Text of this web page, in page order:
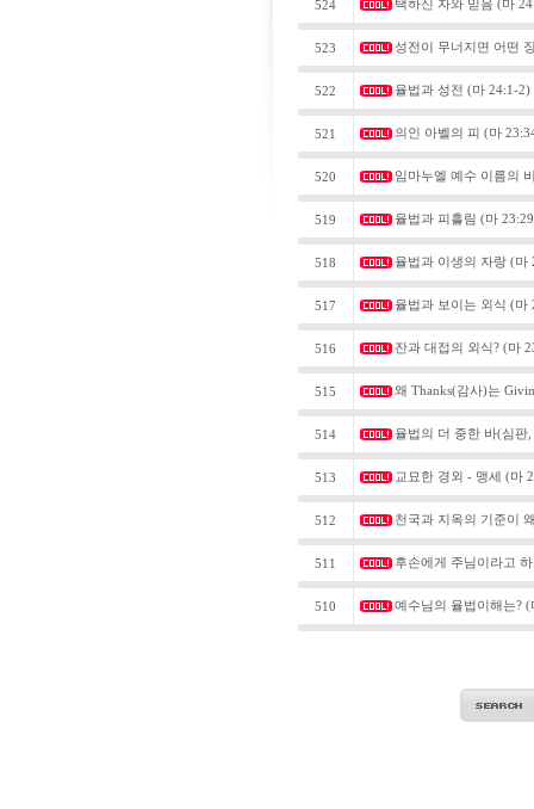
524 택하신 자와 믿음 (마
523 성전이 무너지면 어떤
522 율법과 성전 (마 24:1-2)
521 의인 아벨의 피 (마
520 임마누엘 예수 이름의
519 율법과 피흘림 (마
518 율법과 이생의 자랑 (마
517 율법과 보이는 외식 (마
516 잔과 대접의 외식? (마
515 왜 Thanks(감사)는
514 율법의 더 중한 바(심판
513 교묘한 경외 - 맹세 (마
512 천국과 지옥의 기준이
511 후손에게 주님이라고
510 예수님의 율법이해는?